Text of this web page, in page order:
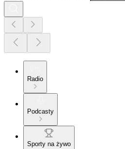
Radio
Podcasty
Sporty na żywo